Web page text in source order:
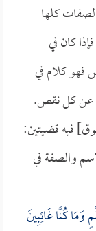
كلها
كان في
فهو كلام في
عن كل نقص.
فيه قضيتين:
والصفة في
كُنَّا غَائِبِينَ